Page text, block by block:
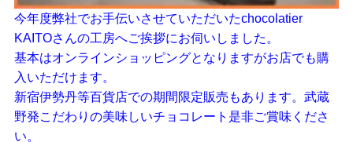
今年度弊社でお手伝いさせていただいたchocolatier
KAITOさんの工房へご挨拶にお伺いしました。
基本はオンラインショッピングとなりますがお店でも購
入いただけます。
新宿伊勢丹等百貨店での期間限定販売もあります。武蔵
野発こだわりの美味しいチョコレート是非ご賞味くださ
い。